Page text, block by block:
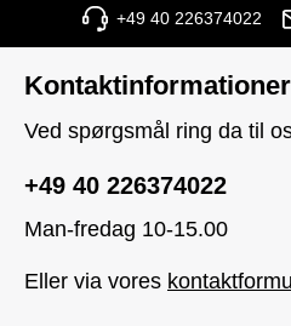
+49 40 226374022
Kontaktinformationer
Ved spørgsmål ring da til
+49 40 226374022
Man-fredag 10-15.00
Eller via vores